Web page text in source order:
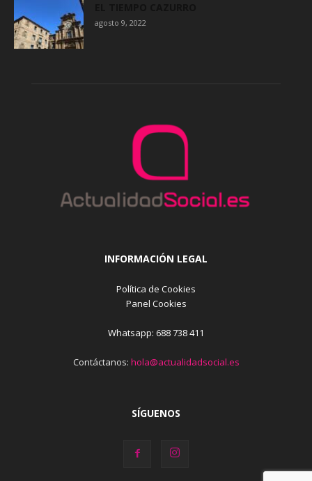
agosto 9, 2022
INFORMACIÓN LEGAL
Política de Cookies
Panel Cookies
Whatsapp: 688 738 411
Contáctanos: hola@actualidadsocial.es
SÍGUENOS